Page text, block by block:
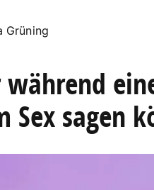
Grüning
während
Sex sagen